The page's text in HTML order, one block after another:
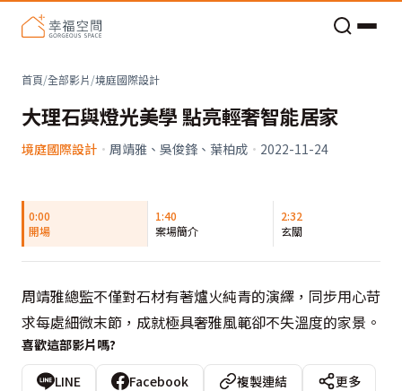
首頁/全部影片/境庭國際設計
大理石與燈光美學 點亮輕奢智能居家
境庭國際設計 · 周靖雅、吳俊鋒、葉柏成 · 2022-11-24
0:00
開場
1:40
案場簡介
2:32
玄關
周靖雅總監不僅對石材有著爐火純青的演繹，同步用心苛
求每處細微末節，成就極具奢雅風範卻不失溫度的家景。
喜歡這部影片嗎?
LINE Facebook 複製連結
更多